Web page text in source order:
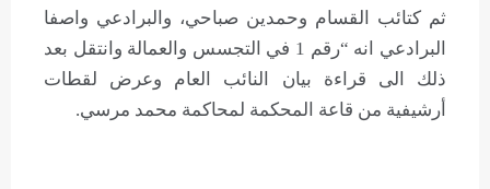
ثم كتائب القسام وحمدين صباحي، والبرادعي واصفا
البرادعي انه “رقم 1 في التجسس والعمالة وانتقل بعد
ذلك الى قراءة بيان النائب العام وعرض لقطات
أرشيفية من قاعة المحكمة لمحاكمة محمد مرسي.